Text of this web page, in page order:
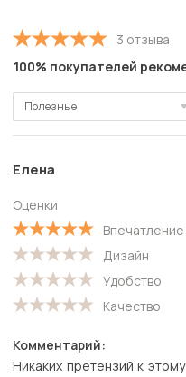
3 отзыва
100% покупателей
Полезные
Полезные
Новые
С высокой оценкой
С низкой оценкой
Елена
Оценки
Впечатление
Дизайн
Удобство
Качество
Комментарий:
Никаких претензий к